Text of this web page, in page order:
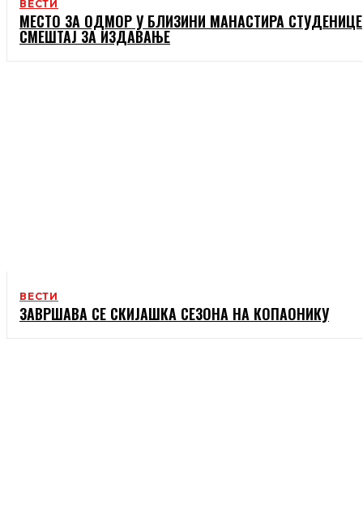
ВЕСТИ
МЕСТО ЗА ОДМОР У БЛИЗИНИ МАНАСТИРА
СМЕШТАЈ ЗА ИЗДАВАЊЕ
ВЕСТИ
ЗАВРШАВА СЕ СКИЈАШКА СЕЗОНА НА КОПАОНИКУ